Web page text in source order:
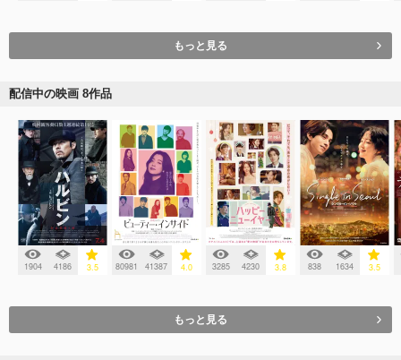
もっと見る
配信中の映画 8作品
1904 4186 3.5 80981 41387 4.0 3285 4230 3.8 838 1634 3.5
もっと見る